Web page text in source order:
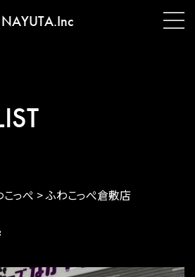
NAYUTA.Inc
っぺ >ふわこっぺ倉敷店